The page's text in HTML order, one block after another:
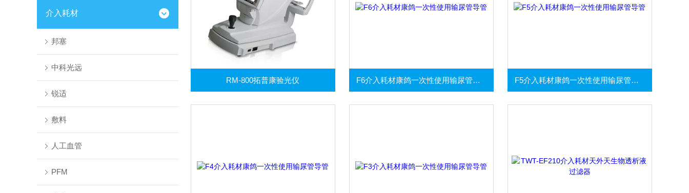
介入耗材
邦塞
中科光远
锐适
敷料
人工血管
PFM
RM-800拓普康验光仪 F6介入耗材康鸽一次性使用输尿管导管 F5介入耗材康鸽一次性使用输尿管导管